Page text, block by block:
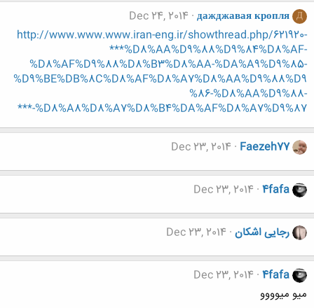
Д
дажджавая кропля
Dec 24, 2014
http://www.www.www.iran-eng.ir/showthread.php/621920-
***%D8%AA%D9%88%D9%84%D8%AF-
%D8%AF%D9%88%D8%B3%D8%AA-%DA%A9%D9%85-
%D9%BE%DB%8C%D8%AF%D8%A7%D8%AA%D9%88%D9
%86-%D8%AA%D9%88-
%D8%A8%D8%A7%D8%B4%DA%AF%D8%A7%D9%87-***
Faezeh77
Dec 23, 2014
4fafa
Dec 23, 2014
رجایی اشکان Dec 23, 2014
4fafa
Dec 23, 2014
میو میوووو